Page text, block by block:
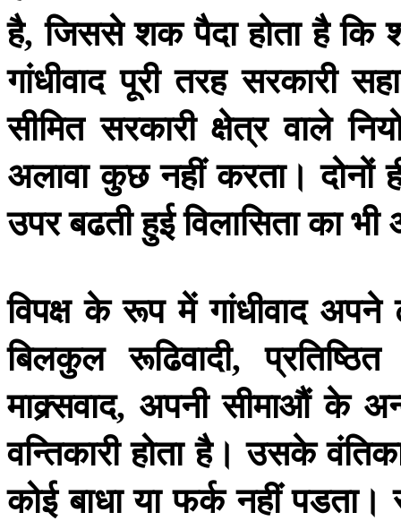
है,जिससे शक पैदा होता है कि
गांधीवाद पूरी तरह सरकारी
सीमित सरकारी क्षेत्र वाले
अलावा कुछ नहीं करता। दोनों
उपरबढतीहुईविलासिताकाभी
विपक्ष के रूप में गांधीवाद अपने
बिलकुल रूढिवादी,प्रतिष्ठित
माक्र्सवाद, अपनी सीमाऔं के
वन्तिकारी होता है। उसके
कोई बाधा या फर्क नहीं पडता।